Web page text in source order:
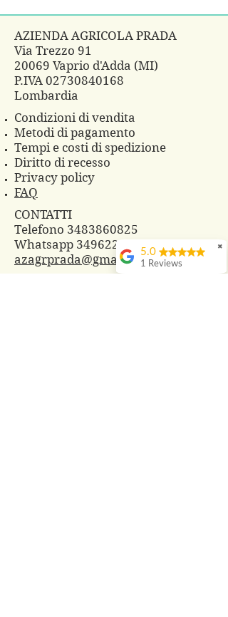
AZIENDA AGRICOLA PRADA
Via Trezzo 91
20069 Vaprio d'Adda (MI)
P.IVA 02730840168
Lombardia
Condizioni di vendita
Metodi di pagamento
Tempi e costi di spedizione
Diritto di recesso
Privacy policy
FAQ
CONTATTI
Telefono 3483860825
Whatsapp 3496229607
azagrprada@gmail.com
✖
5.0
1 Reviews